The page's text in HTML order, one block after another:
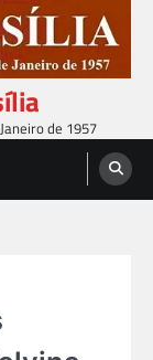
de 1957